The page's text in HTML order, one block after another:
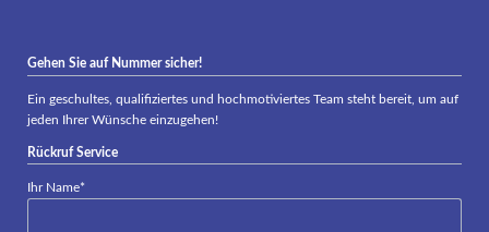
Gehen Sie auf Nummer sicher!
Ein geschultes, qualifiziertes und hochmotiviertes Team steht bereit, um auf
jeden Ihrer Wünsche einzugehen!
Rückruf Service
Pflichtfeld
Ihr Name*